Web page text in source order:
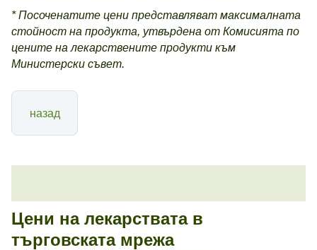
* Посоченатите цени представляват максималната
стойност на продукта, утвърдена от Комисията по
цените на лекарствените продукти към
Министерски съвет.
назад
Цени на лекарствата в
търговската мрежа